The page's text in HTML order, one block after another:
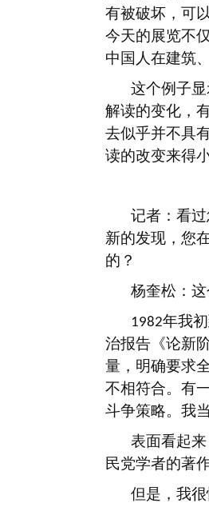
有被破坏，可
今天的展览不
中国人在建筑
这个例子
解读的变化，
去似乎并不具
读的改变来得小
记者：看
新的发现，您
的？
杨奎松：
1982年我
治报告《论新
量，明确要求
不相符合。有
斗争策略。我
表面看起
民党学者的著
但是，我